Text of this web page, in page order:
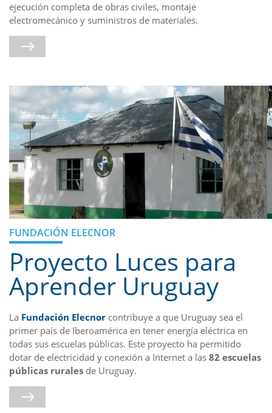
ejecución completa de obras civiles, montaje
electromecánico y suministros de materiales.
FUNDACIÓN ELECNOR
Proyecto Luces para
Aprender Uruguay
La Fundación Elecnor contribuye a que Uruguay sea el
primer país de Iberoamérica en tener energía eléctrica en
todas sus escuelas públicas. Este proyecto ha permitido
dotar de electricidad y conexión a Internet a las 82 escuelas
públicas rurales de Uruguay.